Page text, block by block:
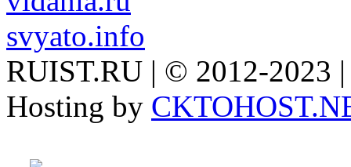
svyato.info
RUIST.RU | © 2012-2023
Hosting by